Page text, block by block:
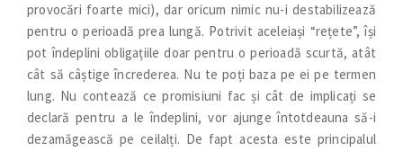
provocări foarte mici), dar oricum nimic nu-i destabilizează
pentru o perioadă prea lungă. Potrivit aceleiași “rețete”, își
pot îndeplini obligațiile doar pentru o perioadă scurtă, atât
cât să câștige încrederea. Nu te poți baza pe ei pe termen
lung. Nu contează ce promisiuni fac și cât de implicați se
declară pentru a le îndeplini, vor ajunge întotdeauna să-i
dezamăgească pe ceilalți. De fapt acesta este principalul